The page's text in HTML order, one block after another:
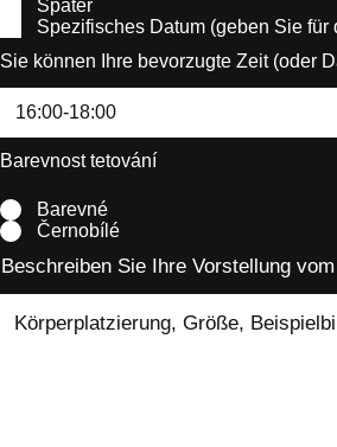
Später
Spezifisches Datum (geben Sie
Sie können Ihre bevorzugte Zeit (oder
Barevnost tetování
Barevné
Černobílé
Beschreiben Sie Ihre Vorstellung